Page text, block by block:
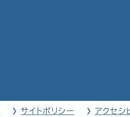
サイトポリシー アクセシ